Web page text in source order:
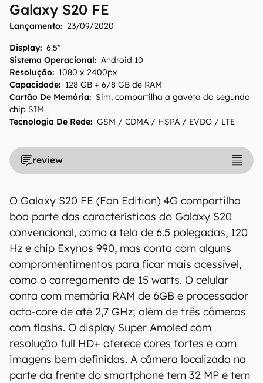
Galaxy S20 FE
Lançamento: 23/09/2020
Display: 6.5"
Sistema Operacional: Android 10
Resolução: 1080 x 2400px
Capacidade: 128 GB + 6/8 GB de RAM
Cartão De Memória: Sim, compartilha a gaveta do segundo
chip SIM
Tecnologia De Rede: GSM / CDMA / HSPA / EVDO / LTE
review
O Galaxy S20 FE (Fan Edition) 4G compartilha
boa parte das características do Galaxy S20
convencional, como a tela de 6.5 polegadas, 120
Hz e chip Exynos 990, mas conta com alguns
compromentimentos para ficar mais acessível,
como o carregamento de 15 watts. O celular
conta com memória RAM de 6GB e processador
octa-core de até 2,7 GHz; além de três câmeras
com flashs. O display Super Amoled com
resolução full HD+ oferece cores fortes e com
imagens bem definidas. A câmera localizada na
parte da frente do smartphone tem 32 MP e tem